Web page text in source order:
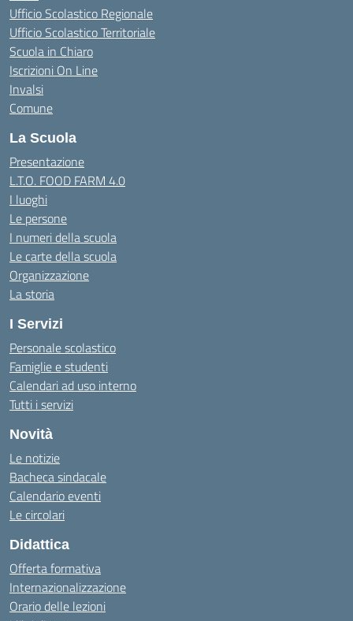
Ufficio Scolastico Regionale
Ufficio Scolastico Territoriale
Scuola in Chiaro
Iscrizioni On Line
Invalsi
Comune
La Scuola
Presentazione
L.T.O. FOOD FARM 4.0
I luoghi
Le persone
I numeri della scuola
Le carte della scuola
Organizzazione
La storia
I Servizi
Personale scolastico
Famiglie e studenti
Calendari ad uso interno
Tutti i servizi
Novità
Le notizie
Bacheca sindacale
Calendario eventi
Le circolari
Didattica
Offerta formativa
Internazionalizzazione
Orario delle lezioni